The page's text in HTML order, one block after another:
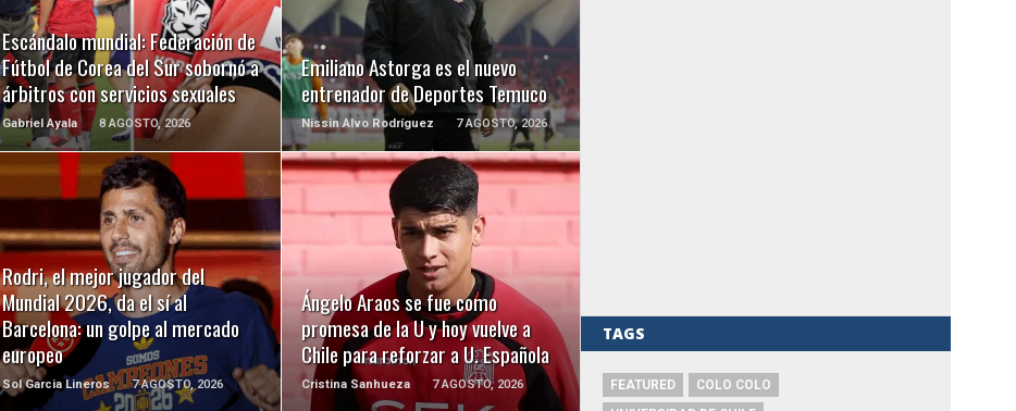
Escándalo mundial: Federación de
Fútbol de Corea del Sur sobornó a
árbitros con servicios sexuales
Gabriel Ayala 8 AGOSTO, 2026
Emiliano Astorga es el nuevo
entrenador de Deportes Temuco
Nissin Alvo Rodríguez 7 AGOSTO, 2026
Rodri, el mejor jugador del
Mundial 2026, da el sí al
Barcelona: un golpe al mercado
europeo
Sol Garcia Lineros 7 AGOSTO, 2026
LEER MÁS
Ángelo Araos se fue como
promesa de la U y hoy vuelve a
Chile para reforzar a U. Española
Cristina Sanhueza 7 AGOSTO, 2026
LEER MÁS
TAGS
FEATURED
COLO COLO